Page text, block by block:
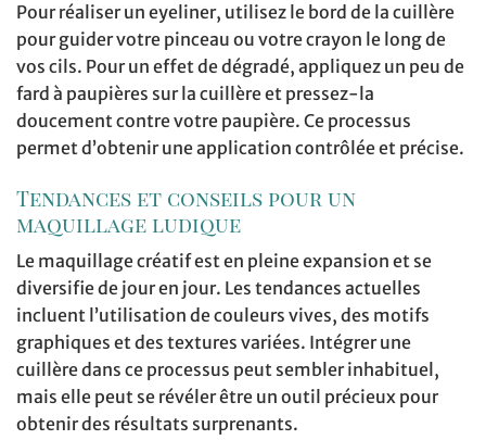
Pour réaliser un eyeliner, utilisez le bord de la cuillère
pour guider votre pinceau ou votre crayon le long de
vos cils. Pour un effet de dégradé, appliquez un peu de
fard à paupières sur la cuillère et pressez-la
doucement contre votre paupière. Ce processus
permet d’obtenir une application contrôlée et précise.
Tendances et conseils pour un
maquillage ludique
Le maquillage créatif est en pleine expansion et se
diversifie de jour en jour. Les tendances actuelles
incluent l’utilisation de couleurs vives, des motifs
graphiques et des textures variées. Intégrer une
cuillère dans ce processus peut sembler inhabituel,
mais elle peut se révéler être un outil précieux pour
obtenir des résultats surprenants.